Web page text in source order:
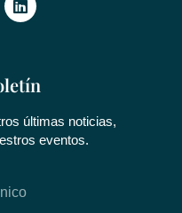
últimas noticias,
eventos.